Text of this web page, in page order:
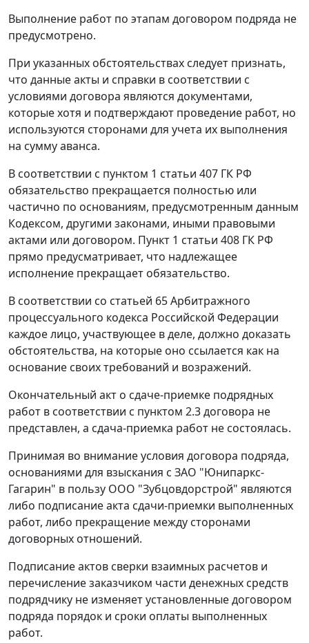
Выполнение работ по этапам договором подряда не
предусмотрено.
При указанных обстоятельствах следует признать,
что данные акты и справки в соответствии с
условиями договора являются документами,
которые хотя и подтверждают проведение работ, но
используются сторонами для учета их выполнения
на сумму аванса.
В соответствии с пунктом 1 статьи 407 ГК РФ
обязательство прекращается полностью или
частично по основаниям, предусмотренным данным
Кодексом, другими законами, иными правовыми
актами или договором. Пункт 1 статьи 408 ГК РФ
прямо предусматривает, что надлежащее
исполнение прекращает обязательство.
В соответствии со статьей 65Арбитражного
процессуального кодекса Российской Федерации
каждое лицо, участвующее в деле, должно доказать
обстоятельства, на которые оно ссылается как на
основание своих требований и возражений.
Окончательный акт о сдаче-приемке подрядных
работ в соответствии с пунктом 2.3 договора не
представлен, а сдача-приемка работ не состоялась.
Принимая во внимание условия договора подряда,
основаниями для взыскания с ЗАО "Юнипаркс-
Гагарин" в пользу ООО "Зубцовдорстрой" являются
либо подписание акта сдачи-приемки выполненных
работ, либо прекращение между сторонами
договорных отношений.
Подписание актов сверки взаимных расчетов и
перечисление заказчиком части денежных средств
подрядчику не изменяет установленные договором
подряда порядок и сроки оплаты выполненных
работ.